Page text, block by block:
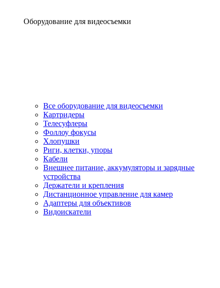
Оборудование для видеосъемки
Все оборудование для видеосъемки
Картридеры
Телесуфлеры
Фоллоу фокусы
Хлопушки
Риги, клетки, упоры
Кабели
Внешнее питание, аккумуляторы и зарядные
устройства
Держатели и крепления
Дистанционное управление для камер
Адаптеры для объективов
Видоискатели